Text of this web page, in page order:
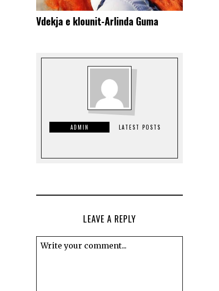
Vdekja e klounit-Arlinda Guma
ADMIN LATEST POSTS
LEAVE A REPLY